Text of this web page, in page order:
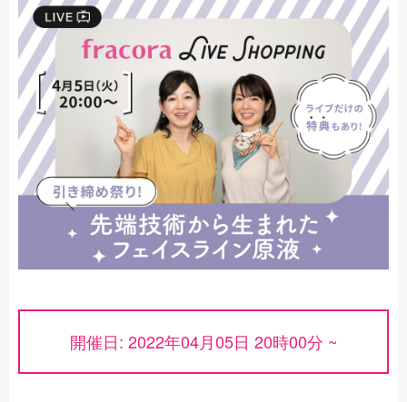
開催日: 2022年04月05日 20時00分 ~